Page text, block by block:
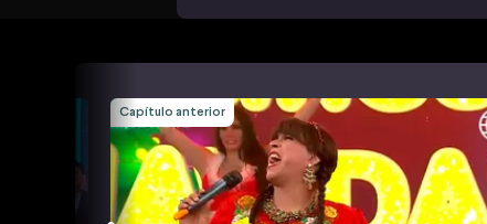
Capítulo anterior